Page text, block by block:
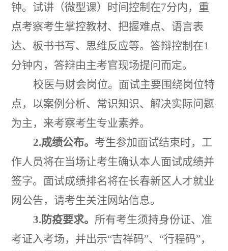
钟。试讲（微型课）时间控制在7分内，重
点考察考生掌控教材、把握难点、语言表
达、板书书写、思维反应等。答辩控制在1
分钟内，答辩由主考官现场提问而定。
校医与财会岗位。面试主要围绕岗位特
点，以案例分析、常识知识、解决实际问题
为主，来考察考生专业素养。
2.成绩公布。 考生参加面试结束时，工
作人员将在当场让考生确认本人面试成绩并
签字。面试成绩排名将在长春新区人才就业
网公告，请考生关注网站信息。
3.防疫要求。 所有考生须持身份证、准
考证入考场，并出示“吉祥码”、“行程码”，